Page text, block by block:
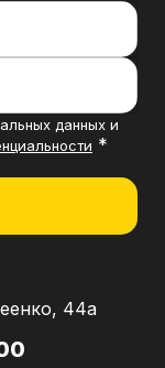
данных и
*
44а